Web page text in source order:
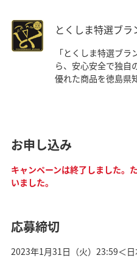
とくしま特選ブラ
「とくしま特選ブ
ら、安心安全で独自
優れた商品を徳島県
お申し込み
キャンペーンは終了しました。
いました。
応募締切
2023年1月31日（火）23:59＜